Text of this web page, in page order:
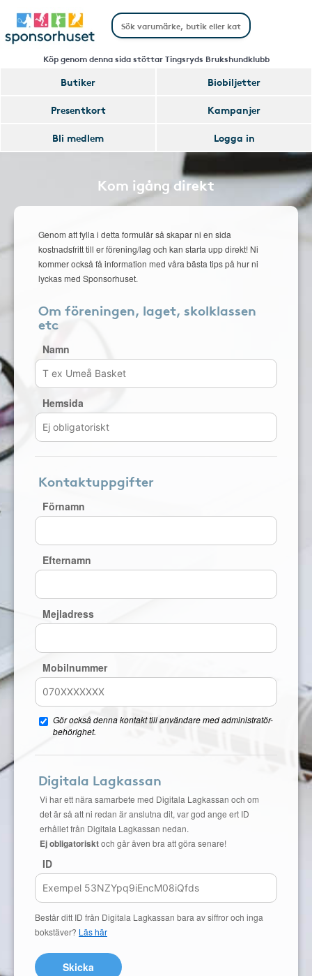
Köp genom denna sida stöttar Tingsryds Brukshundklubb
Butiker
Biobiljetter
Presentkort
Kampanjer
Bli medlem
Logga in
Kom igång direkt
Genom att fylla i detta formulär så skapar ni en sida
kostnadsfritt till er förening/lag och kan starta upp direkt! Ni
kommer också få information med våra bästa tips på hur ni
lyckas med Sponsorhuset.
Om föreningen, laget, skolklassen
etc
Namn
Hemsida
Kontaktuppgifter
Förnamn
Efternamn
Mejladress
Mobilnummer
Gör också denna kontakt till användare med administratör-
behörighet.
Digitala Lagkassan
Vi har ett nära samarbete med Digitala Lagkassan och om
det är så att ni redan är anslutna dit, var god ange ert ID
erhållet från Digitala Lagkassan nedan.
Ej obligatorisktoch går även bra att göra senare!
ID
Består ditt ID från Digitala Lagkassan bara av siffror och inga
bokstäver? Läs här
Skicka